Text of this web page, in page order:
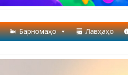
Барномаҳо Лавҳаҳо